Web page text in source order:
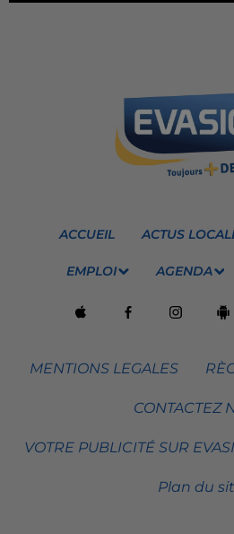
ACCUEIL ACTUS
EMPLOI AGENDA
MENTIONS LEGALES
CONTACTEZ
VOTRE PUBLICITÉ SUR
Plan du